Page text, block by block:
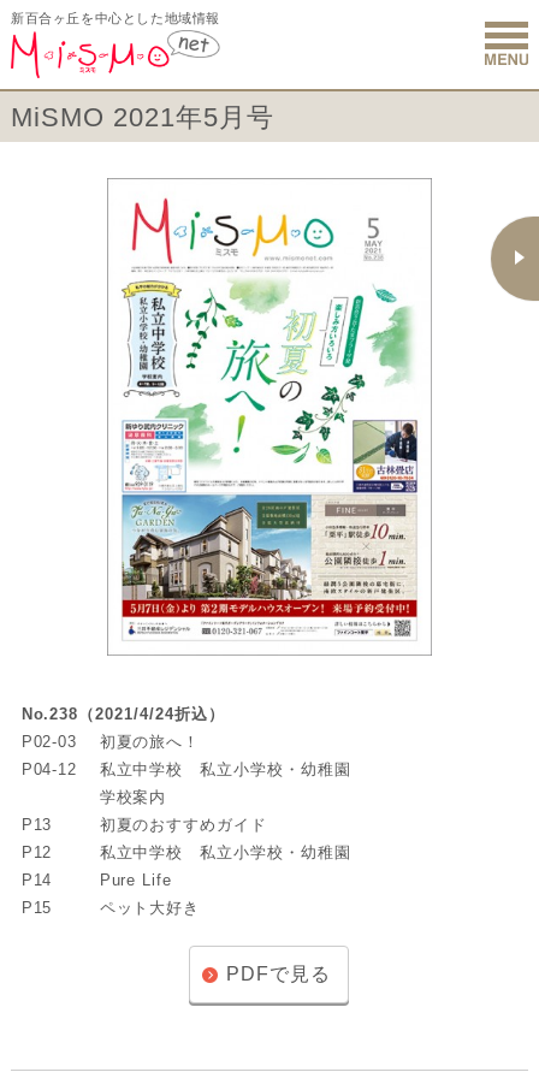
新百合ヶ丘を中心とした地域情報
新百合ヶ
MiSMO 2021年5月号
No.238（2021/4/24折込）
P02-03
初夏の旅へ！
P04-12
私立中学校 私立小学校・幼稚園
学校案内
P13
初夏のおすすめガイド
P12
私立中学校 私立小学校・幼稚園
P14
Pure Life
P15
ペット大好き
PDFで見る